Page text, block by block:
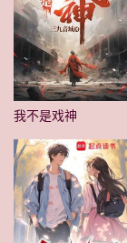
我不是戏神